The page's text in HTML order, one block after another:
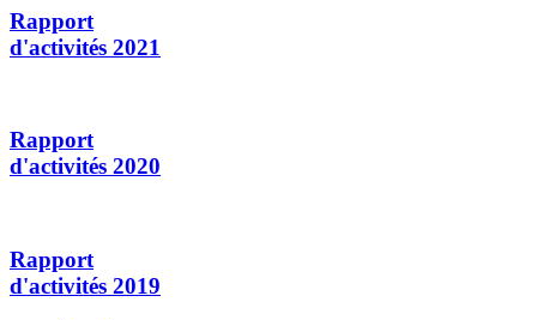
Rapport
d'activités 2021
Rapport
d'activités 2020
Rapport
d'activités 2019